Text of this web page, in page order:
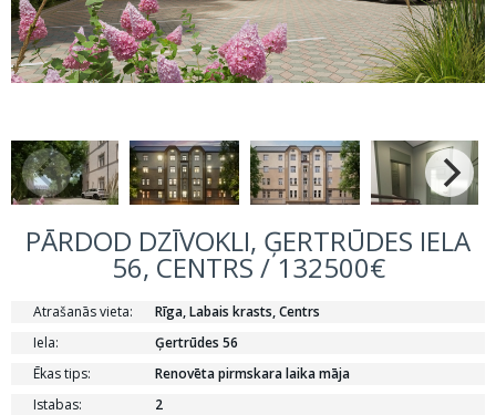
PĀRDOD DZĪVOKLI, ĢERTRŪDES IELA
56, CENTRS / 132500€
Atrašanās vieta:
Rīga, Labais krasts, Centrs
Iela:
Ģertrūdes 56
Ēkas tips:
Renovēta pirmskara laika māja
Istabas:
2